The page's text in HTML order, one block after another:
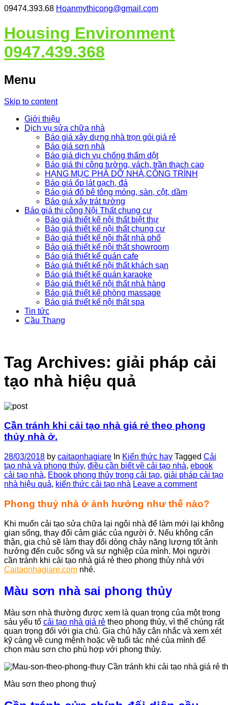
09474.393.68 Hoanmythicong@gmail.com
Housing Environment
0947.439.368
Menu
Skip to content
Giới thiệu
Dịch vụ sửa chữa nhà
Báo giá xây dựng nhà trọn gói giá rẻ
Báo giá sơn nhà
Báo giá dịch vụ chống thấm dột
Báo giá thi công tường, vách, trần thạch cao
HẠNG MỤC PHÁ DỠ NHÀ,CÔNG TRÌNH
Báo giá ốp lát gạch, đá
Báo giá đổ bê tông móng, sàn, cột, dầm
Báo giá xây trát tường
Báo giá thi công Nội Thất chung cư
Báo giá thiết kế nội thất biệt thự
Báo giá thiết kế nội thất chung cư
Báo giá thiết kế nội thất nhà phố
Báo giá thiết kế nội thất showroom
Báo giá thiết kế quán cafe
Báo giá thiết kế nội thất khách sạn
Báo giá thiết kế quán karaoke
Báo giá thiết kế nội thất nhà hàng
Báo giá thiết kế phòng massage
Báo giá thiết kế nội thất spa
Tin tức
Cầu Thang
Tag Archives: giải pháp cải
tạo nhà hiệu quả
Cần tránh khi cải tạo nhà giá rẻ theo phong
thủy nhà ở.
28/03/2018 by caitaonhagiare In Kiến thức hay Tagged Cải
tạo nhà và phong thủy, điều cần biết về cải tạo nhà, ebook
cải tạo nhà, Ebook phong thủy trong cải tạo, giải pháp cải tạo
nhà hiệu quả, kiến thức cải tạo nhà Leave a comment
Phong thuỷ nhà ở ảnh hưởng như thế nào?
Khi muốn cải tạo sửa chữa lại ngôi nhà để làm mới lại không
gian sống, thay đổi cảm giác của người ở. Nếu không cẩn
thận, gia chủ sẽ làm thay đổi dòng chảy năng lượng tốt ảnh
hưởng đến cuộc sống và sự nghiệp của mình. Mọi người
cần tránh khi cải tạo nhà giá rẻ theo phong thủy nhà với
Caitaonhagiare.com nhé.
Màu sơn nhà sai phong thủy
Màu sơn nhà thường được xem là quan trọng của một trong
sáu yếu tố cải tạo nhà giá rẻ theo phong thủy, vì thế chúng rất
quan trọng đối với gia chủ. Gia chủ hãy cân nhắc và xem xét
kỹ càng về cung mệnh hoặc về tuổi tác nhé của mình để
chọn màu sơn cho phù hợp với phong thủy.
Màu sơn theo phong thuỷ